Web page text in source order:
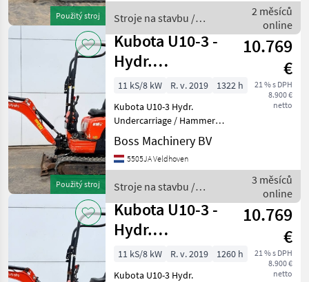
Použitý stroj
Certificate: CE Availab
Stroje na stavbu /
Kubota
2 měsíců
online
Použitý stroj
Kubota U10-3 -
Hydr.
Undercarriage /
Hammer Lines
10.769
€
21 % s DPH
8.900 €
netto
11 kS/8 kW R. v. 2019
1322 h
Kubota U10-3 Hydr.
Undercarriage / Hammer
Lines Year: 2019 Reference
number: BM007560 Hours:
1.322 Type U10-3 Location
Certificate: CE Avail
Boss Machinery BV
5505JA Veldhoven
Stroje na stavbu /
Kubota
3 měsíců
online
Kubota U10-3 -
Hydr.
Undercarriage /
Hammer Lines
10.769
€
21 % s DPH
8.900 €
netto
11 kS/8 kW R. v. 2019
1260 h
Kubota U10-3 Hydr.